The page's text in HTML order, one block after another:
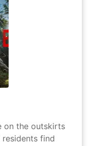
on the outskirts
find